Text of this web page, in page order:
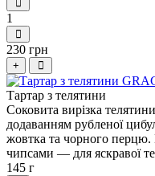
1
230 грн
+
Тартар з телятини
Соковита вирізка
додаванням рубленої
жовтка та чорного
чипсами — для яскравої
145 г